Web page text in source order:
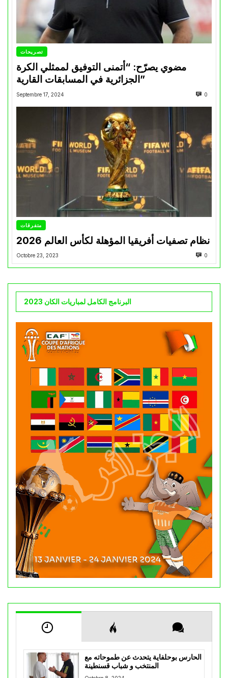
تصريحات
مضوي يصرّح: “أتمنى التوفيق لممثلي الكرة
الجزائرية في المسابقات القارية”
Septembre 17, 2024 0
متفرقات
نظام تصفيات أفريقيا المؤهلة لكأس العالم 2026
Octobre 23, 2023 0
البرنامج الكامل لمباريات الكان 2023
الحارس بوحلفاية يتحدث عن طموحاته مع
المنتخب و شباب قسنطينة